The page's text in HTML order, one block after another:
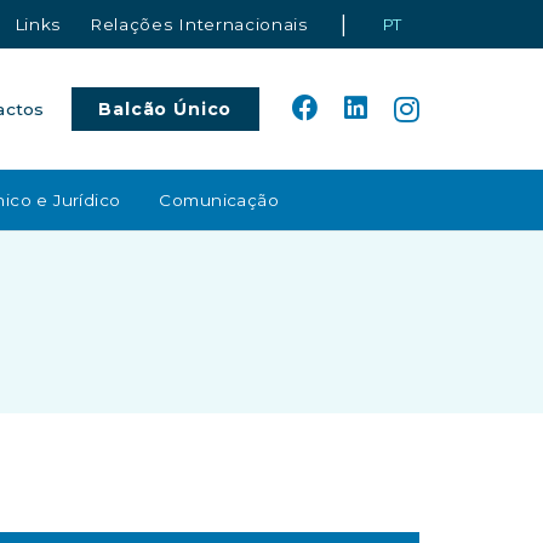
Links Relações Internacionais | PT
Balcão Único
e Jurídico Comunicação